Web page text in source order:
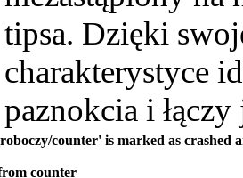
tipsa. Dzięki
charakterystyce
paznokcia i
counter' is marked as crashed
counter